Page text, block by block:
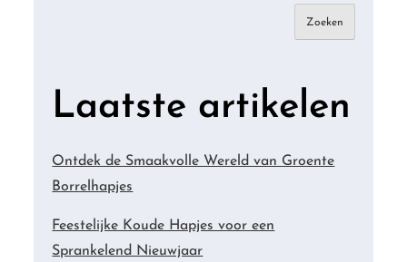
Zoeken
Laatste artikelen
Ontdek de Smaakvolle Wereld van Groente
Borrelhapjes
Feestelijke Koude Hapjes voor een
Sprankelend Nieuwjaar